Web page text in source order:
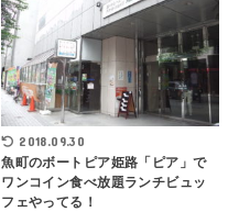
2018.09.30
魚町のボートピア姫路「ピア」で
ワンコイン食べ放題ランチビュッ
フェやってる！